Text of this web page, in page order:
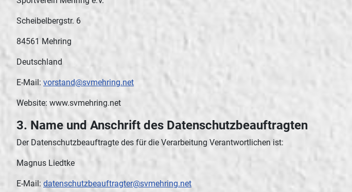
Scheibelbergstr. 6
84561 Mehring
Deutschland
E-Mail: vorstand@svmehring.net
Website: www.svmehring.net
3. Name und Anschrift des Datenschutzbeauftragten
Der Datenschutzbeauftragte des für die Verarbeitung Verantwortlichen ist:
Magnus Liedtke
E-Mail: datenschutzbeauftragter@svmehring.net